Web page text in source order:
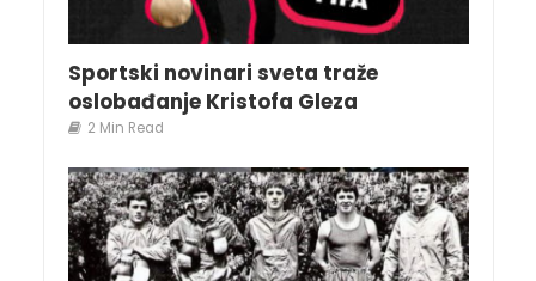
Sportski novinari sveta traže
oslobađanje Kristofa Gleza
2 Min Read